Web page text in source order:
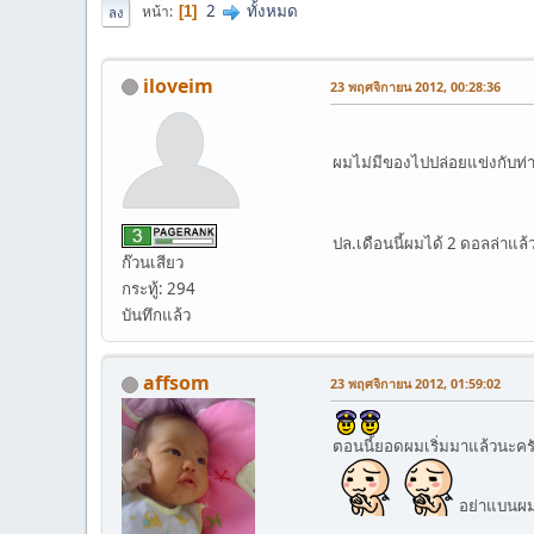
ลง หน้า 1 2 ทั้งหมด
iloveim
ก๊วนเสียว
กระทู้: 294
บันทึกแล้ว
23 พฤศจิกายน 2012, 00:28:36
ผมไม่มีของไปปล่อยแข่งกับท่
ปล.เดือนนี้ผมได้ 2 ดอลล่าแล้
affsom 23 พฤศจิกายน 2012, 01:59:02
ตอนนี้ยอดผมเริ่มมาแล้วนะค
อย่าแบน